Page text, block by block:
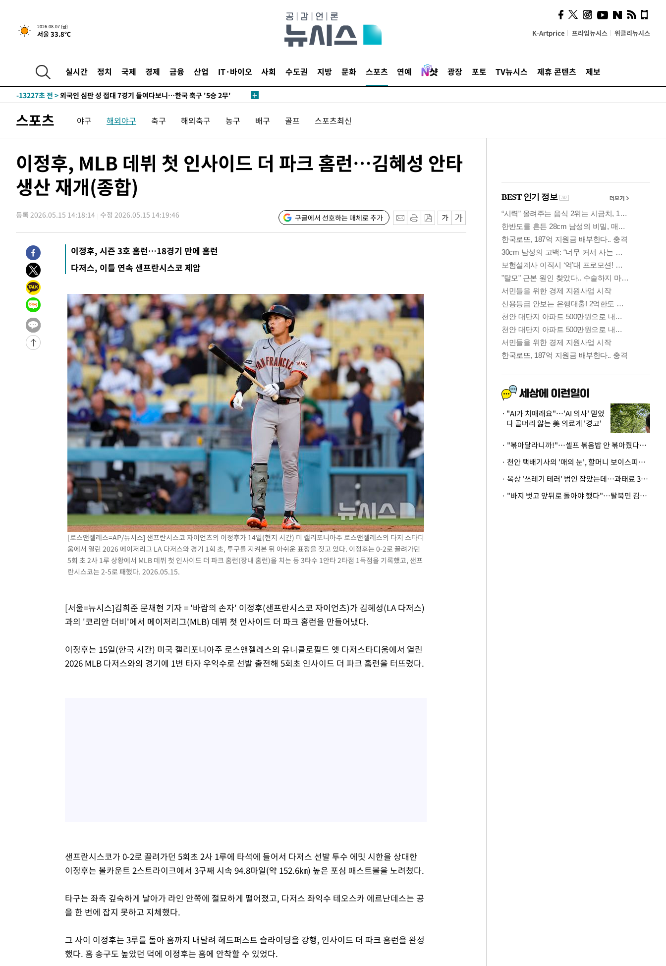
2026.08.07 (금)
서울 33.8℃ K-Artprice 프라임뉴시스 위클리뉴시스
실시간 정치 국제 경제 금융 산업 IT·바이오 사회 수도권 지방 문화 스포츠 연예 광장 포토 TV뉴시스 제휴 콘텐츠 제보
선포
-20841초 전 >[단독]중수청 지원 검사들, 정원 초과 시 낮은 계급 임용…희망지 못
갈 수도
-18812초 전 >낮 최고 37도 찜통더위…곳곳 소나기·강원 많은 비[내일날씨]
-13974초 전 >
여자배구 이재영·이다영 자매, 아제르바이잔 투란VC 입단
-13227초 전 >
-12961초 전 >[속보]코스닥, 2.86포인트(0.36%) 내린 798.81마감
-12894초 전 >
[속보]원·달러 환율, 7.7원 내린 1416.1원 마감
-12783초 전 >[속보] 노원서 40.1도 관측…서울, 2018년 이후 첫 40도
-8746초 전 >외신들도 주목한 韓축구 파문…"국민적 공분에 수사 재개"
-8717초 전 >
11시간 압수수색에 성접대 파문까지…'쑥대밭' 된 축구협회
-7739초 전 > [속보]규제합리화위원회 부위원장에 김태유 서울대 공대 교수…이병
9분 전 >[속보] 7월 중국 수출 23.9%↑ 수입 27.5%↑…무역총액 25.3%↑
56분 전 >[속보]'채상병 순직 책임' 임성근, 항소심도 징역 3년
-30281초 전 >
[속보]이 대통령 "부동산 공급 기존 사고방식 매달리지 말고 과감히
실천"
-29366초 전 >
이란, "오만과 '중앙 단일 루트' 합의…북쪽 인바운드·남쪽 아웃바
운드는 임시"
-20934초 전 >
"낮 기온 소폭 하락"…수도권 폭염중대경보, 폭염경보로 하향
-20898초 전 >
선포
-20861초 전 >
[단독]중수청 지원 검사들, 정원 초과 시 낮은 계급 임용…희망지 못
갈 수도
-18832초 전 >
낮 최고 37도 찜통더위…곳곳 소나기·강원 많은 비[내일날씨]
-17138초 전 >
SK하이닉스, 용인·청주 팹에 54조 투자…"AI 메모리 수요 선제 대
응"
-13994초 전 >
여자배구 이재영·이다영 자매, 아제르바이잔 투란VC 입단
외국인 심판 성 접대 7경기 들여다보니…한국 축구 '5승 2무'
[속보]코스닥, 2.86포인트(0.36%) 내린 798.81마감
[속보]코스피, 6200선 약보합…0.60% 내린 6258.77에 마쳐
[속보]원·달러 환율, 7.7원 내린 1416.1원 마감
[속보] 노원서 40.1도 관측…서울, 2018년 이후 첫 40도
[속보]종합특검, '계엄 수용공간 확보' 신용해 前교정본부장 기소
외신들도 주목한 韓축구 파문…"국민적 공분에 수사 재개"
11시간 압수수색에 성접대 파문까지…'쑥대밭' 된 축구협회
[속보]규제합리화위원회 부위원장에 김태유 서울대 공대 교수…이병
[속보]국힘 윤리위, '돌려차기 발언' 진종오·서범수 징계 절차 개시
[속보] 7월 중국 수출 23.9%↑ 수입 27.5%↑…무역총액 25.3%↑
[속보]'채상병 순직 책임' 임성근, 항소심도 징역 3년
스포츠 야구 해외야구 축구 해외축구 농구 배구 골프 스포츠최신
이정후, MLB 데뷔 첫 인사이드 더 파크 홈런…김혜성 안타
생산 재개(종합)
등록 2026.05.15 14:18:14 수정 2026.05.15 14:19:46 구글에서 선호하는 매체로 추가
이정후, 시즌 3호 홈런…18경기 만에 홈런
다저스, 이틀 연속 샌프란시스코 제압
[로스앤젤레스=AP/뉴시스] 샌프란시스코 자이언츠의 이정후가 14일(현지 시간) 미 캘리포니아주 로스앤젤레스의 다저 스타디
움에서 열린 2026 메이저리그 LA 다저스와 경기 1회 초, 투구를 지켜본 뒤 아쉬운 표정을 짓고 있다. 이정후는 0-2로 끌려가던
5회 초 2사 1루 상황에서 MLB 데뷔 첫 인사이드 더 파크 홈런(장내 홈런)을 치는 등 3타수 1안타 2타점 1득점을 기록했고, 샌프
란시스코는 2-5로 패했다. 2026.05.15.
[서울=뉴시스]김희준 문채현 기자 = '바람의 손자' 이정후(샌프란시스코 자이언츠)가 김혜성(LA 다저스)
과의 '코리안 더비'에서 메이저리그(MLB) 데뷔 첫 인사이드 더 파크 홈런을 만들어냈다.
이정후는 15일(한국 시간) 미국 캘리포니아주 로스앤젤레스의 유니클로필드 앳 다저스타디움에서 열린
2026 MLB 다저스와의 경기에 1번 타자 우익수로 선발 출전해 5회초 인사이드 더 파크 홈런을 터뜨렸다.
샌프란시스코가 0-2로 끌려가던 5회초 2사 1루에 타석에 들어서 다저스 선발 투수 에밋 시한을 상대한
이정후는 볼카운트 2스트라이크에서 3구째 시속 94.8마일(약 152.6㎞) 높은 포심 패스트볼을 노려쳤다.
타구는 좌측 깊숙하게 날아가 라인 안쪽에 절묘하게 떨어졌고, 다저스 좌익수 테오스카 에르난데스는 공
을 한 번에 잡지 못하고 지체했다.
그 사이 이정후는 3루를 돌아 홈까지 내달려 헤드퍼스트 슬라이딩을 강행, 인사이드 더 파크 홈런을 완성
했다. 홈 송구도 높았던 덕에 이정후는 홈에 안착할 수 있었다.
시, 스마트폰 액세서리에
NFC 더했다
"AI가 치매래요"…'AI 의사' 믿었
다 골머리 앓는 美 의료계 '경고'
· "볶아달라니까!"…셀프 볶음밥 안 볶아줬다고 사장 폭행한 손님
· 천안 택배기사의 '매의 눈', 할머니 보이스피싱 피해 막아
· 옥상 '쓰레기 테러' 범인 잡았는데…과태료 3만원 처분에 숙박업주 허탈
· "바지 벗고 앞뒤로 돌아야 했다"…탈북민 김서아, 기쁨조 검사 수치심 회상